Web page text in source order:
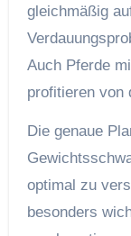
gleichmäßig
Auch Pferde
profitieren von
Die genaue
optimal zu
besonders